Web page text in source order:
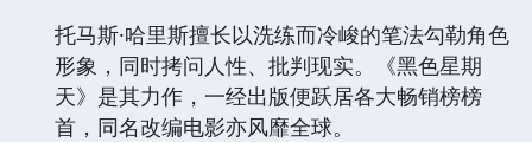
托马斯·哈里斯擅长以洗练而冷峻的笔法勾勒角色
形象，同时拷问人性、批判现实。《黑色星期
天》是其力作，一经出版便跃居各大畅销榜榜
首，同名改编电影亦风靡全球。